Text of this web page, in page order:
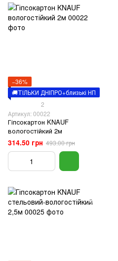
−36%
🚚ТІЛЬКИ ДНІПРО+близькі НП
2
Артикул: 00022
Гіпсокартон KNAUF
вологостійкий 2м
314.50 грн 493.00 грн